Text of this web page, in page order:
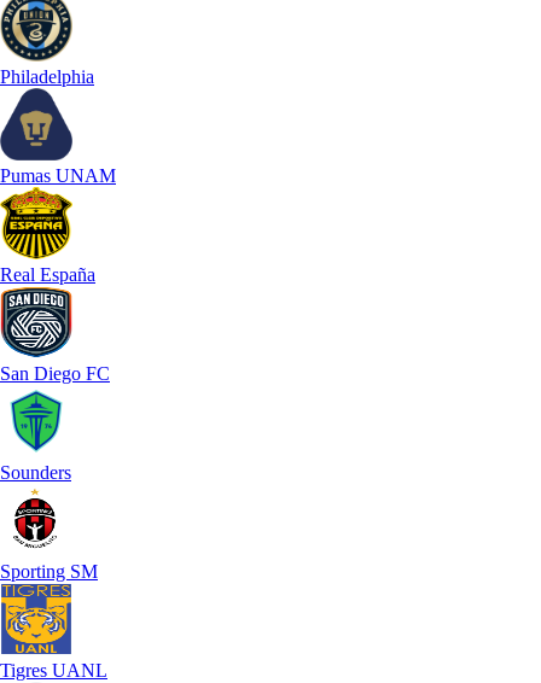
Philadelphia
Pumas UNAM
Real España
San Diego FC
Sounders
Sporting SM
Tigres UANL